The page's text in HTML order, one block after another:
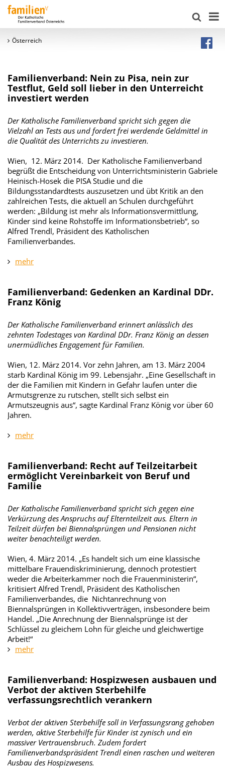
Österreich
Familienverband: Nein zu Pisa, nein zur
Testflut, Geld soll lieber in den Unterreicht
investiert werden
Der Katholische Familienverband spricht sich gegen die
Vielzahl an Tests aus und fordert frei werdende Geldmittel in
die Qualität des Unterrichts zu investieren.
Wien, 12. März 2014. Der Katholische Familienverband
begrüßt die Entscheidung von Unterrichtsministerin Gabriele
Heinisch-Hosek die PISA Studie und die
Bildungsstandardtests auszusetzen und übt Kritik an den
zahlreichen Tests, die aktuell an Schulen durchgeführt
werden: „Bildung ist mehr als Informationsvermittlung,
Kinder sind keine Rohstoffe im Informationsbetrieb“, so
Alfred Trendl, Präsident des Katholischen
Familienverbandes.
mehr
Familienverband: Gedenken an Kardinal DDr.
Franz König
Der Katholische Familienverband erinnert anlässlich des
zehnten Todestages von Kardinal DDr. Franz König an dessen
unermüdliches Engagement für Familien.
Wien, 12. März 2014. Vor zehn Jahren, am 13. März 2004
starb Kardinal König im 99. Lebensjahr. „Eine Gesellschaft in
der die Familien mit Kindern in Gefahr laufen unter die
Armutsgrenze zu rutschen, stellt sich selbst ein
Armutszeugnis aus“, sagte Kardinal Franz König vor über 60
Jahren.
mehr
Familienverband: Recht auf Teilzeitarbeit
ermöglicht Vereinbarkeit von Beruf und
Familie
Der Katholische Familienverband spricht sich gegen eine
Verkürzung des Anspruchs auf Elternteilzeit aus. Eltern in
Teilzeit dürfen bei Biennalsprüngen und Pensionen nicht
weiter benachteiligt werden.
Wien, 4. März 2014. „Es handelt sich um eine klassische
mittelbare Frauendiskriminierung, dennoch protestiert
weder die Arbeiterkammer noch die Frauenministerin“,
kritisiert Alfred Trendl, Präsident des Katholischen
Familienverbandes, die Nichtanrechnung von
Biennalsprüngen in Kollektivverträgen, insbesondere beim
Handel. „Die Anrechnung der Biennalsprünge ist der
Schlüssel zu gleichem Lohn für gleiche und gleichwertige
Arbeit!“
mehr
Familienverband: Hospizwesen ausbauen und
Verbot der aktiven Sterbehilfe
verfassungsrechtlich verankern
Verbot der aktiven Sterbehilfe soll in Verfassungsrang gehoben
werden, aktive Sterbehilfe für Kinder ist zynisch und ein
massiver Vertrauensbruch. Zudem fordert
Familienverbandspräsident Trendl einen raschen und weiteren
Ausbau des Hospizwesens.